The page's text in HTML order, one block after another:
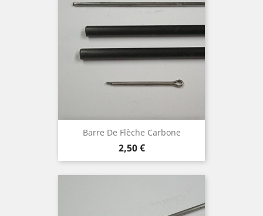
Barre De Flèche Carbone
Prix
2,50 €